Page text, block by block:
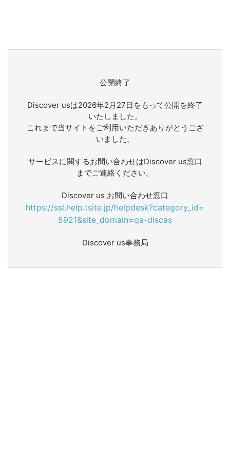
公開終了
Discover usは2026年2月27日をもって公開を終了
いたしました。
これまで当サイトをご利用いただきありがとうござ
いました。
サービスに関するお問い合わせはDiscover us窓口
までご連絡ください。
Discover us お問い合わせ窓口
https://ssl.help.tsite.jp/helpdesk?category_id=
5921&site_domain=qa-discas
Discover us事務局